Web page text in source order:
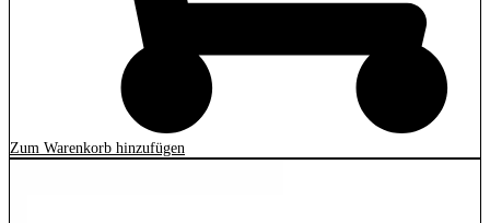
Zum Warenkorb hinzufügen